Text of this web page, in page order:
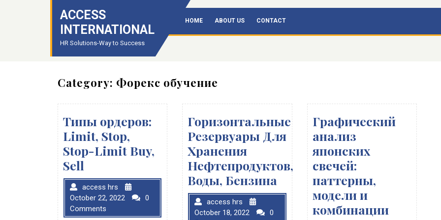
ACCESS
INTERNATIONAL
HR Solutions-Way to Success
HOME ABOUT US CONTACT
Category: Форекс обучение
Типы ордеров:
Limit, Stop,
Stop-Limit Buy,
Sell
access hrs
October 22, 2022
0
Comments
Горизонтальные
Резервуары Для
Хранения
Нефтепродуктов,
Воды, Бензина
access hrs
October 18, 2022
0
Графический
анализ
японских
свечей:
паттерны,
модели и
комбинации